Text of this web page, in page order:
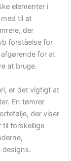
elementer i
til at
der
forståelse for
for at
at bruge.
er det vigtigt at
En tømrer
der viser
til forskellige
designs.